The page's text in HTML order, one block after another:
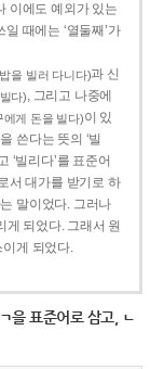
이에도 예외가 있는
때에는 ‘열둘째’가
밥을 빌러 다니다)과 신
다), 그리고 나중에
에게 돈을 빌다)이 있
쓴다는 뜻의 ‘빌
‘빌리다’를 표준어
서 대가를 받기로 하
말이었다. 그러나
게 되었다. 그래서 원
이게 되었다.
을 표준어로 삼고, ㄴ